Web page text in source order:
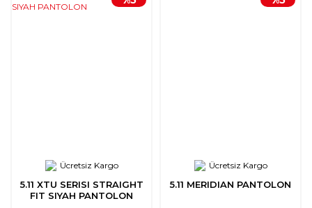
Ücretsiz Kargo
5.11 XTU SERISI STRAIGHT
FIT SIYAH PANTOLON
Ücretsiz Kargo
5.11 MERIDIAN PANTOLON